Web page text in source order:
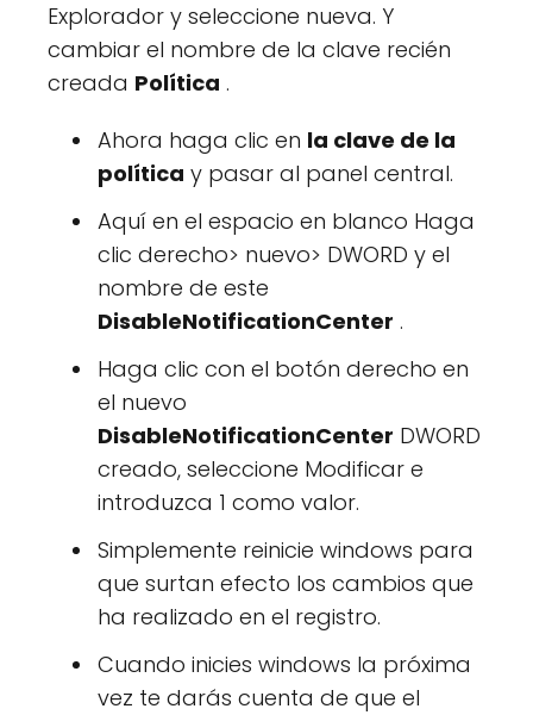
Explorador y seleccione nueva. Y
cambiar el nombre de la clave recién
creada Política .
Ahora haga clic en la clave de la
política y pasar al panel central.
Aquí en el espacio en blanco Haga
clic derecho> nuevo> DWORD y el
nombre de este
DisableNotificationCenter .
Haga clic con el botón derecho en
el nuevo
DisableNotificationCenter DWORD
creado, seleccione Modificar e
introduzca 1 como valor.
Simplemente reinicie windows para
que surtan efecto los cambios que
ha realizado en el registro.
Cuando inicies windows la próxima
vez te darás cuenta de que el